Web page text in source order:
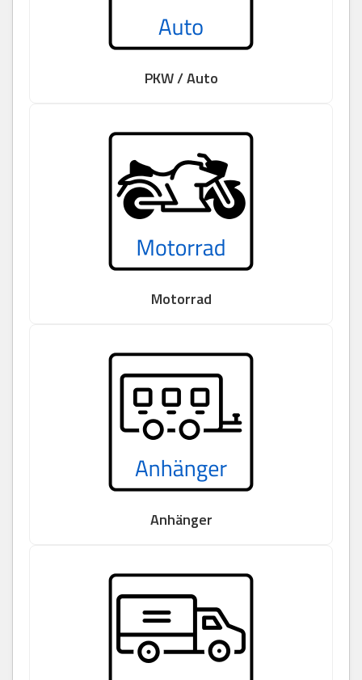
PKW / Auto
Motorrad
Anhänger